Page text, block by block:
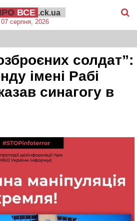
ВСЕ .ck.ua
07 серпня, 2026
солдат”:
імені Рабі
синагогу в